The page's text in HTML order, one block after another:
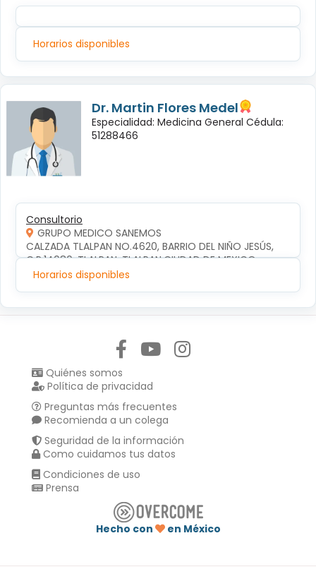
Horarios disponibles
Dr. Martin Flores Medel
Especialidad: Medicina General Cédula:
51288466
Consultorio
GRUPO MEDICO SANEMOS
CALZADA TLALPAN NO.4620, BARRIO DEL NIÑO JESÚS,
C.P.14080, TLALPAN, TLALPAN,CIUDAD DE MEXICO
Horarios disponibles
Quiénes somos
Política de privacidad
Preguntas más frecuentes
Recomienda a un colega
Seguridad de la información
Como cuidamos tus datos
Condiciones de uso
Prensa
Hecho con
en México